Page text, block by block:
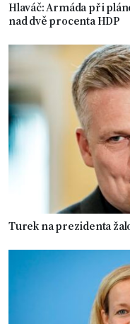
Hlaváč: Armáda při
nad dvě procenta HDP
Turek na prezidenta